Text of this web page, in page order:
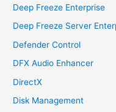
Deep Freeze Enterprise
Deep Freeze Server
Defender Control
DFX Audio Enhancer
DirectX
Disk Management